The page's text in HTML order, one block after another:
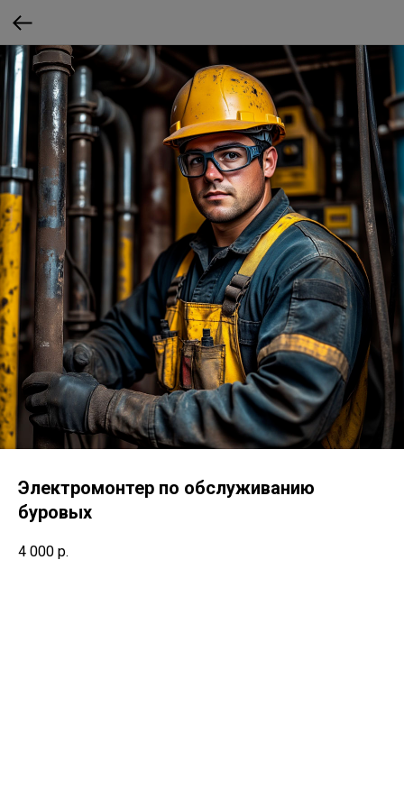
Электромонтер по обслуживанию
буровых
4 000 р.